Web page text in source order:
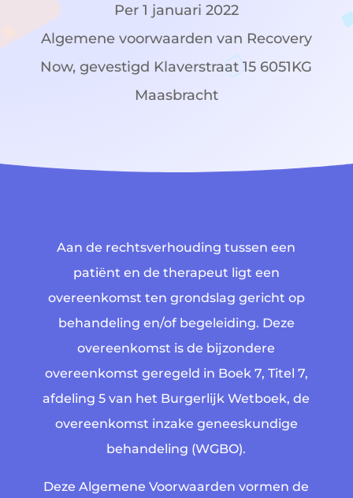
Per 1 januari 2022
Algemene voorwaarden van Recovery
Now, gevestigd Klaverstraat 15 6051KG
Maasbracht
Aan de rechtsverhouding tussen een
patiënt en de therapeut ligt een
overeenkomst ten grondslag gericht op
behandeling en/of begeleiding. Deze
overeenkomst is de bijzondere
overeenkomst geregeld in Boek 7, Titel 7,
afdeling 5 van het Burgerlijk Wetboek, de
overeenkomst inzake geneeskundige
behandeling (WGBO).
Deze Algemene Voorwaarden vormen de